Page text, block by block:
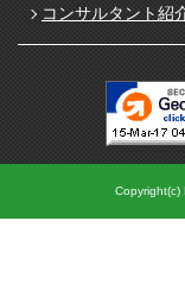
コンサルタント紹
Copyright(c)